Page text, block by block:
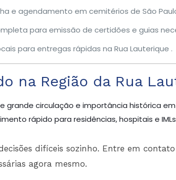
e agendamento em cemitérios de São
para emissão de certidões e guias
para entregas rápidas na Rua Lauterique .
na Região da Rua
grande circulação e importância histórica em
rápido para residências, hospitais e
difíceis sozinho. Entre em
agora mesmo.